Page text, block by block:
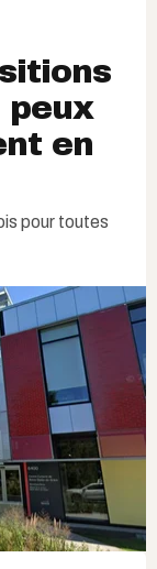
peux
en
pour toutes